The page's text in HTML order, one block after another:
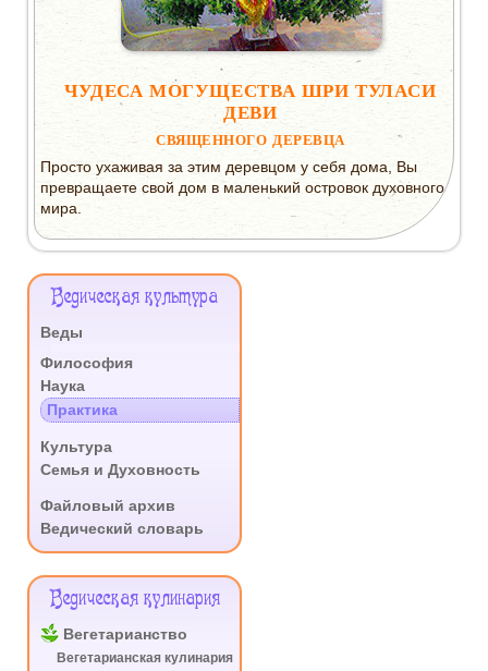
ЧУДЕСА МОГУЩЕСТВА ШРИ ТУЛАСИ
ДЕВИ
СВЯЩЕННОГО ДЕРЕВЦА
Просто ухаживая за этим деревцом у себя дома, Вы
превращаете свой дом в маленький островок духовного
мира.
Меню
Ведическая культура
Веды
Философия
Наука
Практика
Культура
Семья и Духовность
Файловый архив
Ведический словарь
Ведическая кулинария
Вегетарианство
Вегетарианская кулинария